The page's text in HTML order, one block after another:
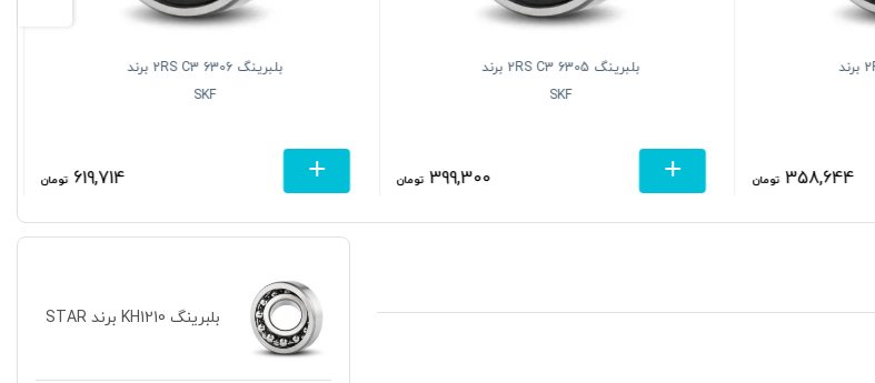
بلبرینگ 6206 2RS C3 برند
358,644 تومان
بلبرینگ 6305 2RS C3 برند
SKF
399,300 تومان
بلبرینگ 6306 2RS C3 برند
SKF
619,714 تومان
بلبرینگ KH1210 برند STAR